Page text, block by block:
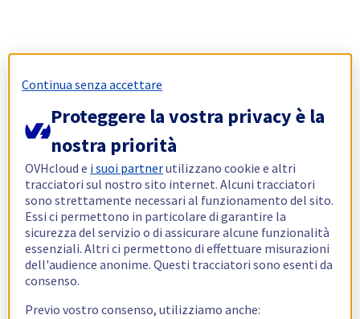
Continua senza accettare
Proteggere la vostra privacy è la
nostra priorità
OVHcloud e i suoi partnerutilizzano cookie e altri
tracciatori sul nostro sito internet. Alcuni tracciatori
sono strettamente necessari al funzionamento del sito.
Essi ci permettono in particolare di garantire la
sicurezza del servizio o di assicurare alcune funzionalità
essenziali. Altri ci permettono di effettuare misurazioni
dell'audience anonime. Questi tracciatori sono esenti da
consenso.
Previo vostro consenso, utilizziamo anche: